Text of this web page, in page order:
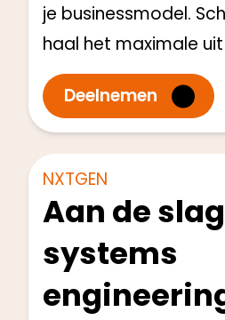
je businessmodel.
haal het maximale
Deelnemen
Start: Q1 2025
Productengineers
NXTGEN
Aan de
systems